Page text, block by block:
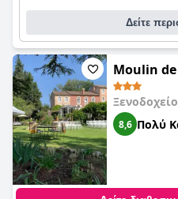
Δείτε
Moulin
8,6 Πολύ